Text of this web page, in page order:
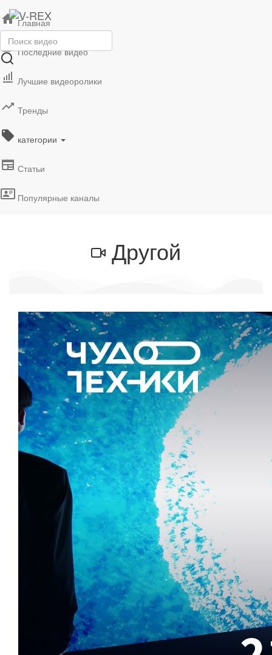
Главная
Последние видео
Лучшие видеоролики
Тренды
категории
Статьи
Популярные каналы
Другой